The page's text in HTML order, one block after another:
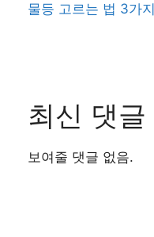
물등 고르는 법 3가지
최신 댓글
보여줄 댓글 없음.